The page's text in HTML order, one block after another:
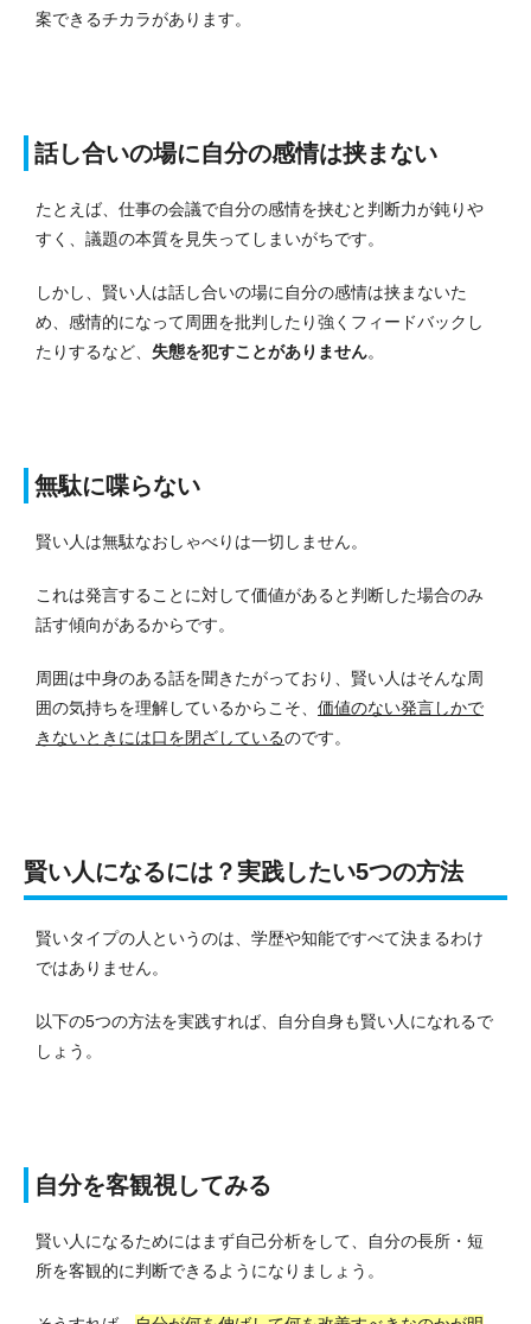
案できるチカラがあります。
話し合いの場に自分の感情は挟まない
たとえば、仕事の会議で自分の感情を挟むと判断力が鈍りや
すく、議題の本質を見失ってしまいがちです。
しかし、賢い人は話し合いの場に自分の感情は挟まないた
め、感情的になって周囲を批判したり強くフィードバックし
たりするなど、 失態を犯すことがありません。
無駄に喋らない
賢い人は無駄なおしゃべりは一切しません。
これは発言することに対して価値があると判断した場合のみ
話す傾向があるからです。
周囲は中身のある話を聞きたがっており、賢い人はそんな周
囲の気持ちを理解しているからこそ、 価値のない発言しかで
きないときには口を閉ざしているのです。
賢い人になるには？実践したい5つの方法
賢いタイプの人というのは、学歴や知能ですべて決まるわけ
ではありません。
以下の5つの方法を実践すれば、自分自身も賢い人になれるで
しょう。
自分を客観視してみる
賢い人になるためにはまず自己分析をして、自分の長所・短
所を客観的に判断できるようになりましょう。